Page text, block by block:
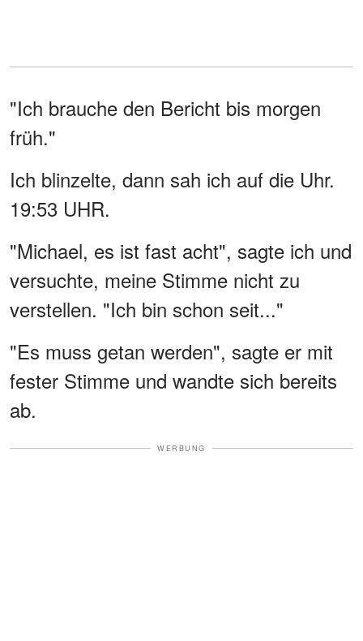
"Ich brauche den Bericht bis morgen
früh."
Ich blinzelte, dann sah ich auf die Uhr.
19:53 UHR.
"Michael, es ist fast acht", sagte ich und
versuchte, meine Stimme nicht zu
verstellen. "Ich bin schon seit..."
"Es muss getan werden", sagte er mit
fester Stimme und wandte sich bereits
ab.
WERBUNG